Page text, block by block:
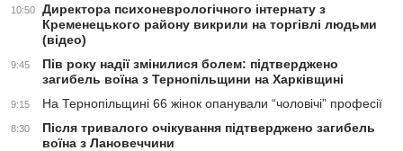
10:50
Директора психоневрологічного інтернату з
Кременецького району викрили на торгівлі людьми
(відео)
9:45
Пів року надії змінилися болем: підтверджено
загибель воїна з Тернопільщини на Харківщині
9:15 На Тернопільщині 66 жінок опанували “чоловічі” професії
8:30
Після тривалого очікування підтверджено загибель
воїна з Лановеччини